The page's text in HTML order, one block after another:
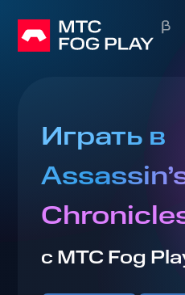
Играть в
с МТС Fog